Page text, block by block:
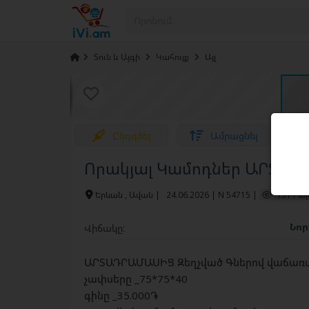
Տուն և Այգի Կահույք Այլ
Ընդգծել Ամրացնել
Որակյալ Կամոդներ
Երևան , Ավան | 24.06.2026 | N 54715 | 151 /
Վիճակը: Նոր
ԱՐՏԱԴՐԱՄԱՍԻՑ Զեղչված Գներով
չափսերը _75*75*40
գինը _35.000֏